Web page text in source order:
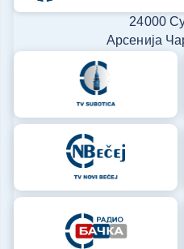
24000
Арсенија